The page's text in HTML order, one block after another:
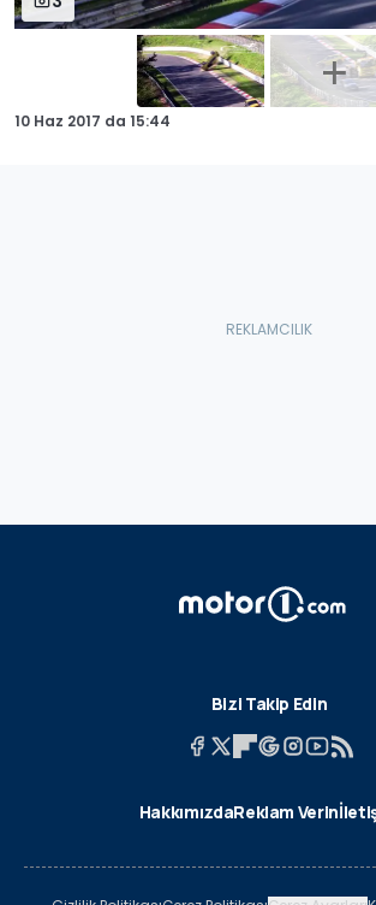
10 Haz 2017 da 15:44
Bizi Takip Edin
HakkımızdaReklam Verin